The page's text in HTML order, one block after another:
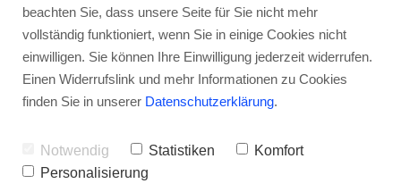
Roksan
Blok
Blog Blok
Gibt es es noch qualifizierte und motivierte
HiFi-Fachhändler in Deutschland? Aber ja!
Und einen davon wollen wir Ihnen heute
Euphonia aus Köln. Unser
beachten Sie, dass unsere Seite für Sie nicht mehr
vollständig funktioniert, wenn Sie in einige Cookies nicht
einwilligen. Sie können Ihre Einwilligung jederzeit widerrufen.
Einen Widerrufslink und mehr Informationen zu Cookies
finden Sie in unserer Datenschutzerklärung.
Notwendig Statistiken
Komfort
Personalisierung